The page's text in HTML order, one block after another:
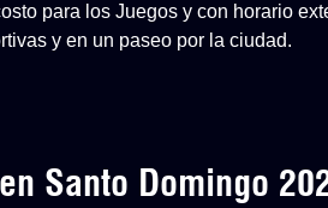
para los Juegos y con horario
y en un paseo por la ciudad.
Santo Domingo